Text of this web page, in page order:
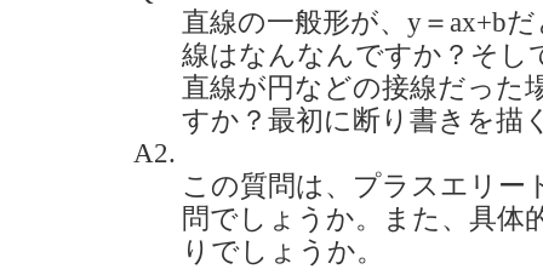
直線の一般形が、y＝ax+b
線はなんなんですか？そし
直線が円などの接線だった
すか？最初に断り書きを描
A2.
この質問は、プラスエリー
問でしょうか。また、具体
りでしょうか。